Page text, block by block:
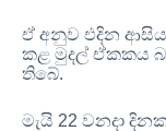
ඒ අනුව එදින
කළ මුදල් ඒකකය
තිබේ.
මැයි 22 වනදා